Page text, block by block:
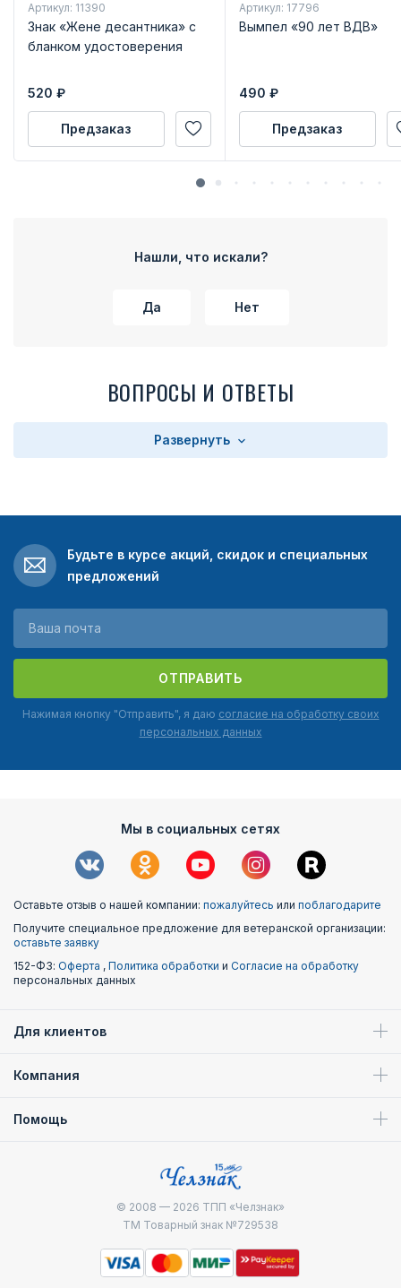
Артикул: 11390
Знак «Жене десантника» с
бланком удостоверения
520 ₽
Предзаказ
Артикул: 17796
Вымпел «90 лет ВДВ»
490 ₽
Предзаказ
Нашли, что искали?
Да Нет
ВОПРОСЫ И ОТВЕТЫ
Развернуть
Будьте в курсе акций, скидок и специальных
предложений
ОТПРАВИТЬ
Нажимая кнопку "Отправить", я даю согласие на обработку своих
персональных данных
Мы в социальных сетях
Оставьте отзыв о нашей компании: пожалуйтесь или поблагодарите
Получите специальное предложение для ветеранской организации:
оставьте заявку
152-ФЗ: Оферта , Политика обработки и Согласие на обработку
персональных данных
Для клиентов
Компания
Помощь
© 2008 — 2026 ТПП «Челзнак»
ТМ Товарный знак №729538